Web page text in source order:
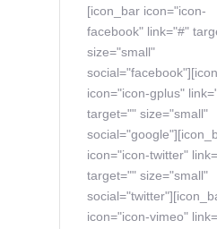
[icon_bar icon="icon-
facebook" link="#"
size="small"
icon="icon-gplus"
target="" size="small"
icon="icon-twitter"
target="" size="small"
icon="icon-vimeo"